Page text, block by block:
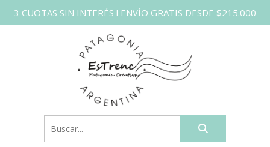
3 CUOTAS SIN INTERÉS l ENVÍO GRATIS DESDE $215.000